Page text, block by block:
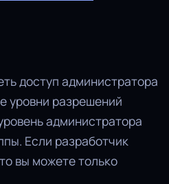
доступ администратора
уровни разрешений
администратора
Если разработчик
вы можете только